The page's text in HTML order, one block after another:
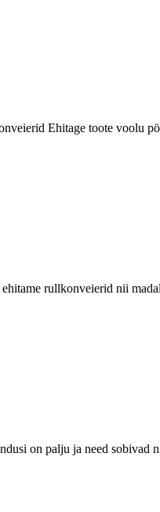
Ehitage toote voolu
rullkonveierid nii
on palju ja need sobivad